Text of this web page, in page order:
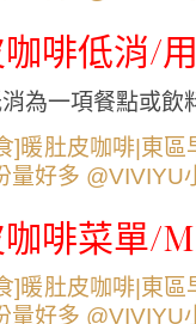
啡低消/
為一項餐點或飲
啡菜單/